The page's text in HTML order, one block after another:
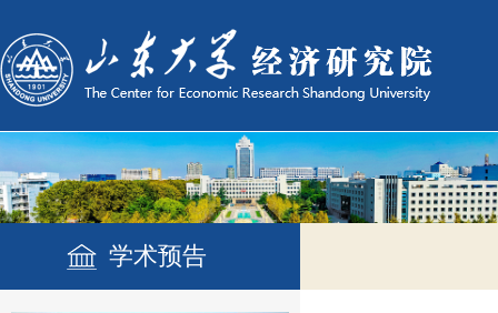
学术预告